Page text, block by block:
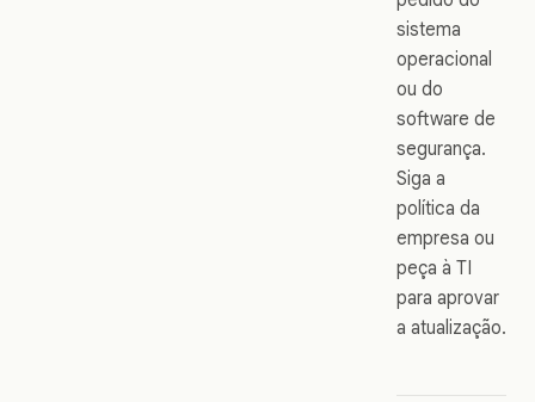
sistema
operacional
ou do
software de
segurança.
Siga a
política da
empresa ou
peça à TI
para aprovar
a atualização.